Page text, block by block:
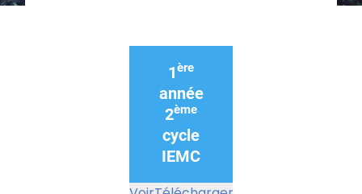
1ère
année
2ème
cycle
IEMC